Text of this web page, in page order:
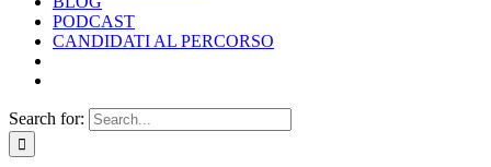
PODCAST
CANDIDATI AL PERCORSO
Search for: